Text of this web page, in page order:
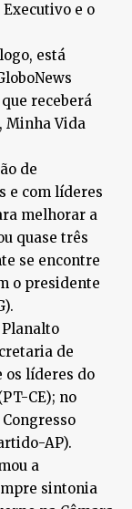
e o
está
receberá
Minha Vida
de
e com líderes
melhorar a
quase três
se encontre
o presidente
de
os líderes do
CE); no
AP).
a
sintonia